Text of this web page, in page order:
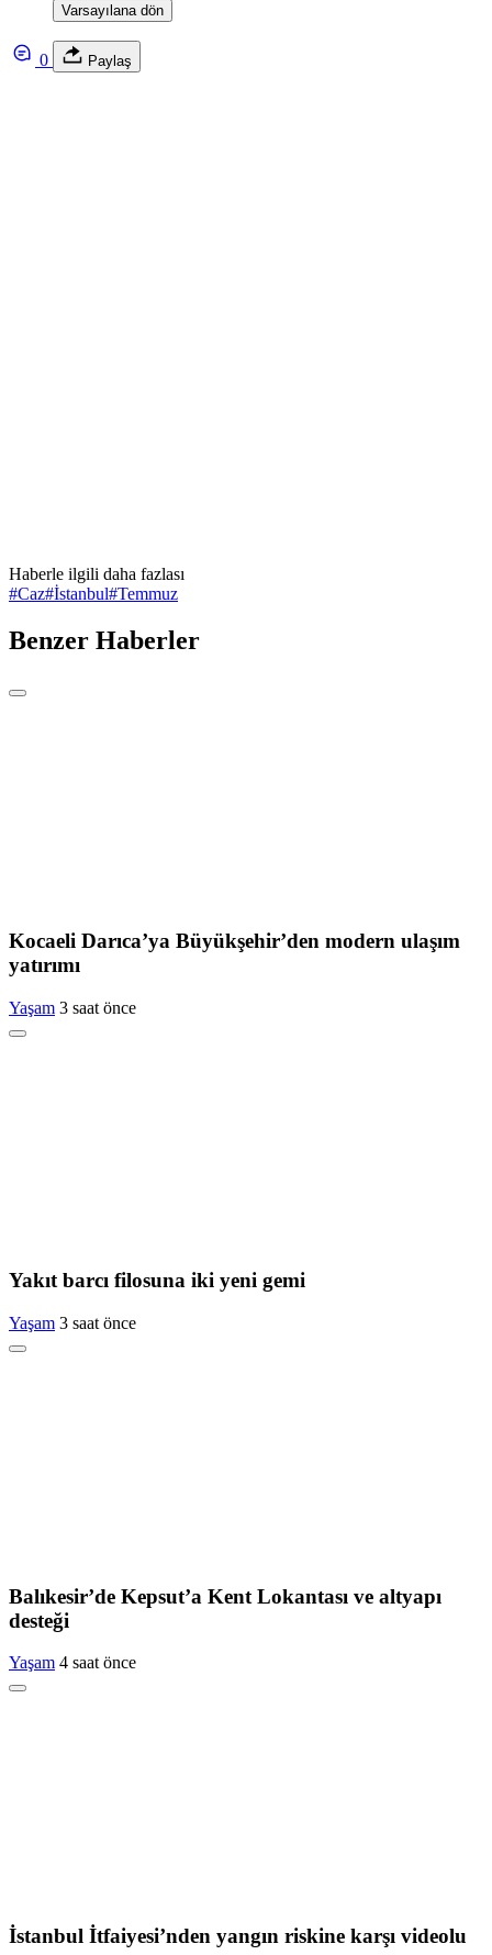
Varsayılana dön
0 Paylaş
Haberle ilgili daha fazlası
#Caz#İstanbul#Temmuz
Benzer Haberler
Kocaeli Darıca’ya Büyükşehir’den modern ulaşım
yatırımı
Yaşam 3 saat önce
Yakıt barcı filosuna iki yeni gemi
Yaşam 3 saat önce
Balıkesir’de Kepsut’a Kent Lokantası ve altyapı
desteği
Yaşam 4 saat önce
İstanbul İtfaiyesi’nden yangın riskine karşı videolu